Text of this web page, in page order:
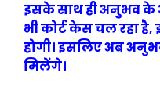
इसके साथ ही अनुभव के
भी कोर्ट केस चल रहा
होगी। इसलिए अब
मिलेंगे।